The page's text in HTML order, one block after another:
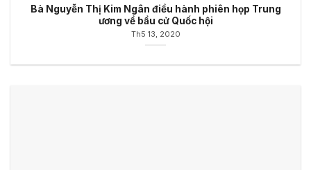
Bà Nguyễn Thị Kim Ngân điều hành phiên họp Trung
ương về bầu cử Quốc hội
Th5 13, 2020